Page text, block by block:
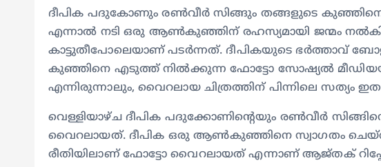
ദീപിക പദുകോണും രൺവീർ സിങ്ങും തങ്ങളുടെ
എന്നാല്‍ നടി ഒരു ആൺകുഞ്ഞിന് രഹസ്യമായി ജന്മം
കാട്ടുതീപോലെയാണ് പടര്‍ന്നത്. ദീപികയുടെ ഭർത്താവ്
കുഞ്ഞിനെ എടുത്ത് നിൽക്കുന്ന ഫോട്ടോ സോഷ്യൽ
എന്നിരുന്നാലും, വൈറലായ ചിത്രത്തിന് പിന്നിലെ സത്യം
വെള്ളിയാഴ്ച ദീപിക പദുക്കോണിന്‍റെയും രൺവീർ
വൈറലായത്. ദീപിക ഒരു ആൺകുഞ്ഞിനെ സ്വാഗതം
രീതിയിലാണ് ഫോട്ടോ വൈറലായത് എന്നാണ് ആജ്തക്